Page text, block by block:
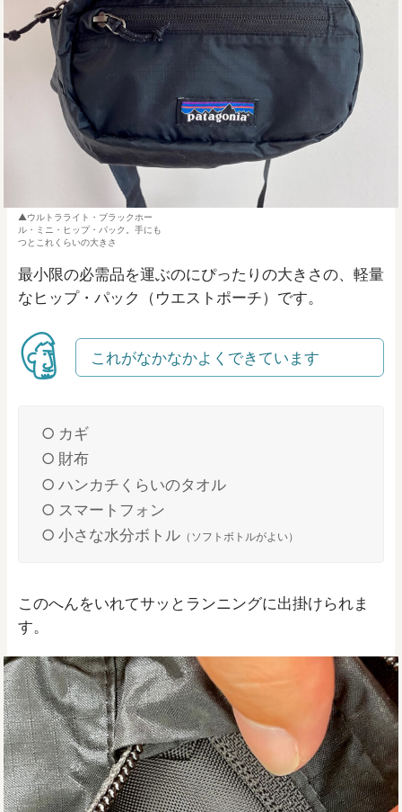
ウルトラライト・ブラックホー
ル・ミニ・ヒップ・パック。手にも
つとこれくらいの大きさ
最小限の必需品を運ぶのにぴったりの大きさの、軽量
なヒップ・パック（ウエストポーチ）です。
これがなかなかよくできています
カギ
財布
ハンカチくらいのタオル
スマートフォン
小さな水分ボトル （ソフトボトルがよい）
このへんをいれてサッとランニングに出掛けられま
す。